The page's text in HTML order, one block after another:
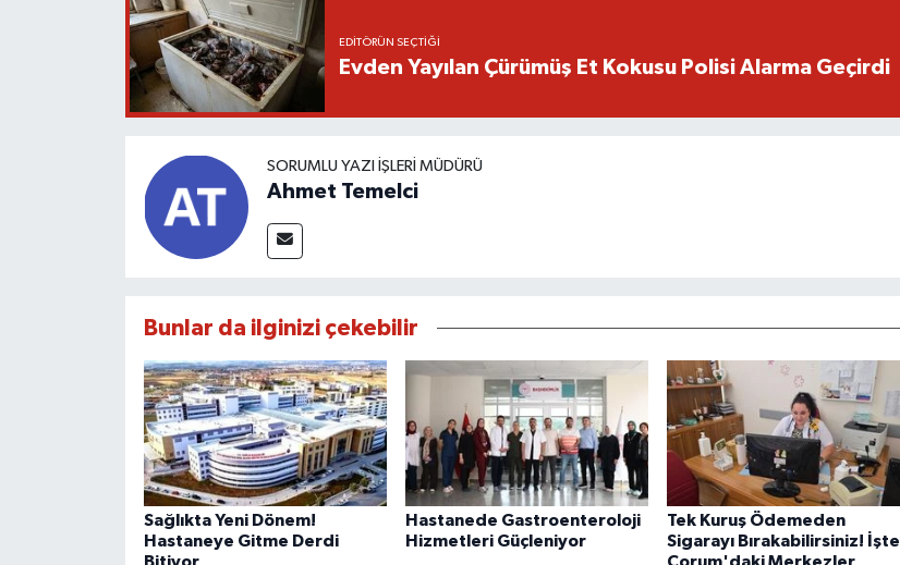
EDITÖRÜN SEÇTIĞI
Evden Yayılan Çürümüş Et Kokusu Polisi Alarma Geçirdi
SORUMLU YAZI İŞLERI MÜDÜRÜ
Ahmet Temelci
Bunlar da ilginizi çekebilir
Sağlıkta Yeni Dönem!
Hastaneye Gitme Derdi
Hastanede Gastroenteroloji
Hizmetleri Güçleniyor
Tek Kuruş Ödemeden
Sigarayı Bırakabilirsiniz! İşte